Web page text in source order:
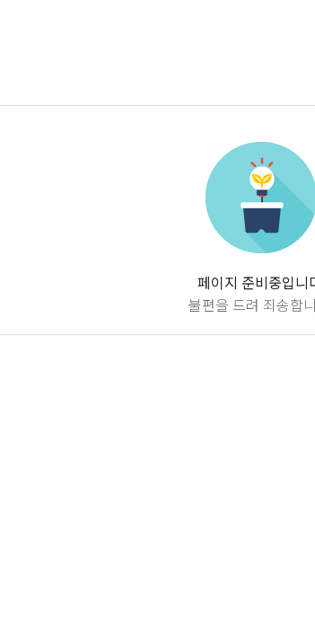
페이지 준비중입니
불편을 드려 죄송합